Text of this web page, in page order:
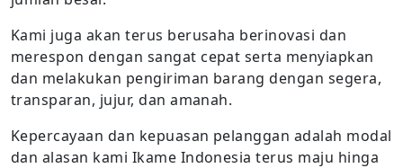
Kami juga akan terus berusaha berinovasi dan
merespon dengan sangat cepat serta menyiapkan
dan melakukan pengiriman barang dengan segera,
transparan, jujur, dan amanah.
Kepercayaan dan kepuasan pelanggan adalah modal
dan alasan kami Ikame Indonesia terus maju hinga